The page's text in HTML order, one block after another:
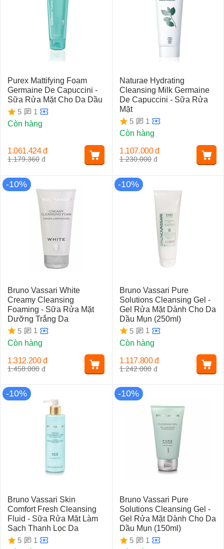
Purex Mattifying Foam
Germaine De Capuccini -
Sữa Rửa Mặt Cho Da Dầu
5
1
Còn hàng
1.179.360 đ
1.061.424 đ
Naturae Hydrating
Cleansing Milk Germaine
De Capuccini - Sữa Rửa
Mặt
5
1
Còn hàng
1.230.000 đ
1.107.000 đ
-10%
Bruno Vassari White
Creamy Cleansing
Foaming - Sữa Rửa Mặt
Dưỡng Trắng Da
5
1
Còn hàng
1.458.000 đ
1.312.200 đ
-10%
Bruno Vassari Pure
Solutions Cleansing Gel -
Gel Rửa Mặt Dành Cho Da
Dầu Mụn (250ml)
5
1
Còn hàng
1.242.000 đ
1.117.800 đ
-10%
Bruno Vassari Skin
Comfort Fresh Cleansing
Fluid - Sữa Rửa Mặt Làm
Sạch Thanh Lọc Da
5
1
-10%
Bruno Vassari Pure
Solutions Cleansing Gel -
Gel Rửa Mặt Dành Cho Da
Dầu Mụn (150ml)
5
1